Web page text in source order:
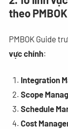
theo
PMBOK Guide
vực chính:
Integration
Scope
Schedule
Cost